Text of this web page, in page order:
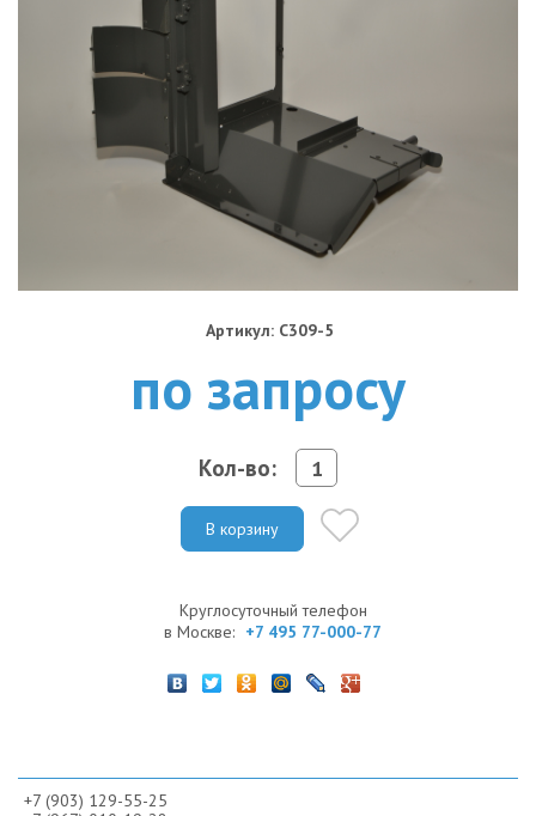
Артикул: C309-5
по запросу
Кол-во:
В корзину
Круглосуточный телефон
в Москве: +7 495 77-000-77
+7 (903) 129-55-25